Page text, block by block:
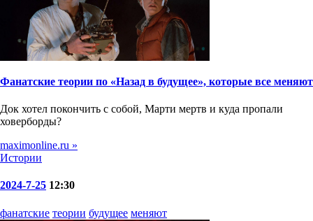
Фанатские теории по «Назад в будущее», которые все меняют
Док хотел покончить с собой, Марти мертв и куда пропали
ховерборды?
maximonline.ru »
Истории
2024-7-25 12:30
фанатские теории будущее меняют